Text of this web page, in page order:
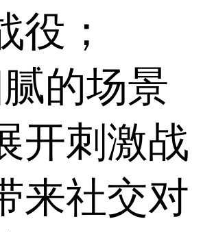
役；
的场景
开刺激战
来社交对